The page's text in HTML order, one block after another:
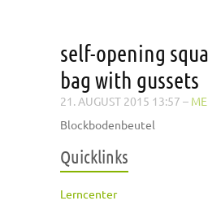
self-opening
bag with gussets
21. AUGUST 2015 13:57 –
Blockbodenbeutel
Quicklinks
Lerncenter